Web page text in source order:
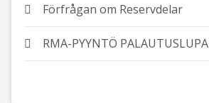
Förfrågan om Reservdelar
RMA-PYYNTÖ PALAUTUSLUPA